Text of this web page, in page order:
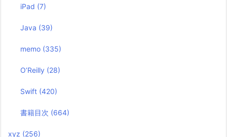
iPad (7)
Java (39)
memo (335)
O’Reilly (28)
Swift (420)
書籍目次 (664)
xyz (256)